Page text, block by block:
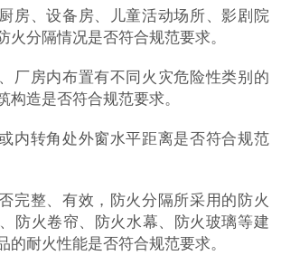
房、设备房、儿童活动场所、影剧院
火分隔情况是否符合规范要求。
厂房内布置有不同火灾危险性类别的
构造是否符合规范要求。
内转角处外窗水平距离是否符合规范
完整、有效，防火分隔所采用的防火
防火卷帘、防火水幕、防火玻璃等建
的耐火性能是否符合规范要求。